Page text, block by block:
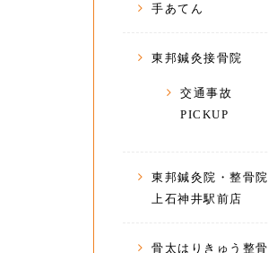
手あてん
東邦鍼灸接骨院
交通事故
PICKUP
東邦鍼灸院・整骨院
上石神井駅前店
骨太はりきゅう整骨